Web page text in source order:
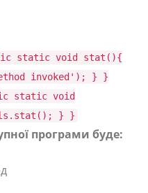
static void stat(){
invoked'); } }
static void
} }
програми буде: